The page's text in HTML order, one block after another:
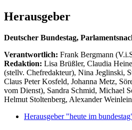
Herausgeber
Deutscher Bundestag,
Verantwortlich: Frank Bergmann
Redaktion: Lisa Brüßler, Claudia
(stellv. Chefredakteur), Nina Jeglinski,
Claus Peter Kosfeld, Johanna Metz,
vom Dienst), Sandra Schmid, Michael
Helmut Stoltenberg, Alexander Weinlein
Herausgeber "heute im